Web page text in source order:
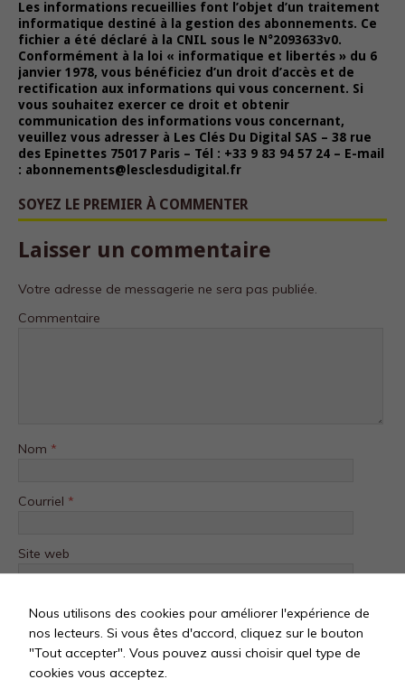
Les informations recueillies font l’objet d’un traitement
informatique destiné à la gestion des abonnements. Ce
fichier a été déclaré à la CNIL sous le N°2093633v0.
Conformément à la loi « informatique et libertés » du 6
janvier 1978, vous bénéficiez d’un droit d’accès et de
rectification aux informations qui vous concernent. Si
vous souhaitez exercer ce droit et obtenir
communication des informations vous concernant,
veuillez vous adresser à Les Clés Du Digital SAS – 38 rue
des Epinettes 75017 Paris – Tél : +33 9 83 94 57 24 – E-mail
: abonnements@lesclesdudigital.fr
SOYEZ LE PREMIER À COMMENTER
Laisser un commentaire
Votre adresse de messagerie ne sera pas publiée.
Commentaire
Nom *
Courriel *
Site web
Nous utilisons des cookies pour améliorer l'expérience de
nos lecteurs. Si vous êtes d'accord, cliquez sur le bouton
"Tout accepter". Vous pouvez aussi choisir quel type de
cookies vous acceptez.